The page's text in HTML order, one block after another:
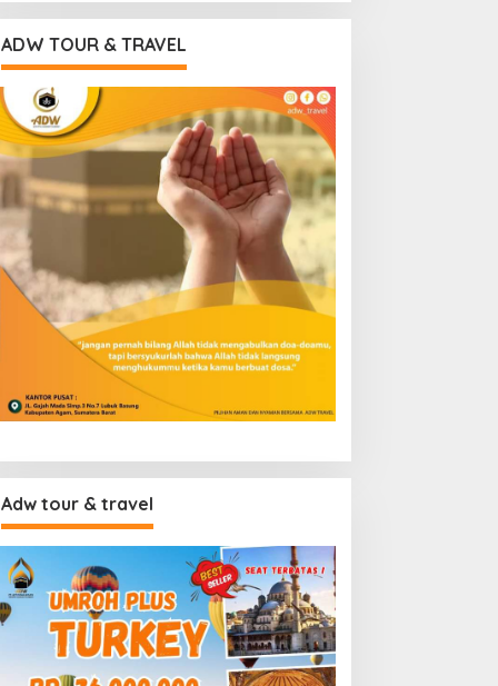
ADW TOUR & TRAVEL
Adw tour & travel